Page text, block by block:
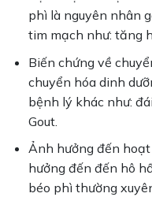
phì là nguyên nhân
tim mạch như: tăng
Biến chứng về
chuyển hóa dinh
bệnh lý khác như:
Gout.
Ảnh hưởng đến hoạt
hưởng đến đến hô
béo phì thường